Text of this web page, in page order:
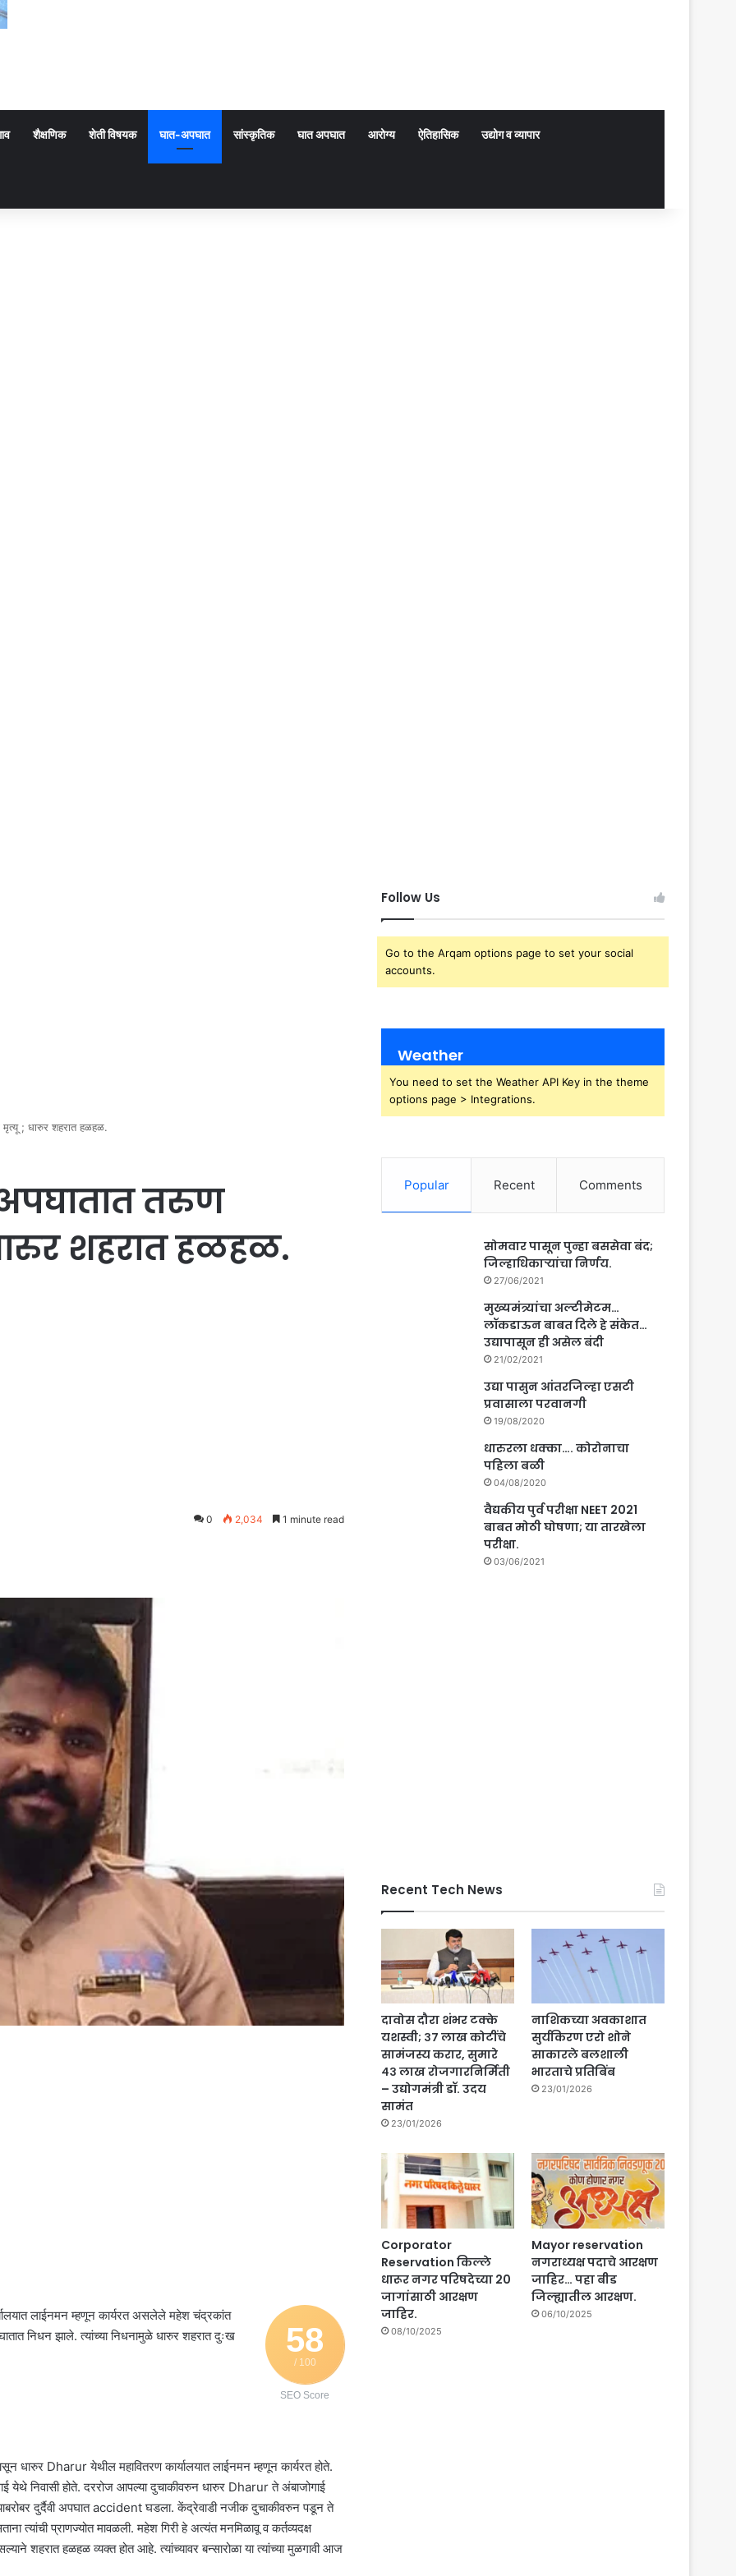
शैक्षणिक शेती विषयक घात-अपघात सांस्कृतिक घात अपघात आरोग्य ऐतिहासिक उद्योग व व्यापार
; धारुर शहरात हळहळ.
तरुण
शहरात हळहळ.
0 2,034 1 minute read
58
/ 100
SEO Score
लाईनमन म्हणून कार्यरत असलेले महेश चंद्रकांत
निधन झाले. त्यांच्या निधनामुळे धारुर शहरात दुःख
धारुर Dharur येथील महावितरण कार्यालयात लाईनमन म्हणून कार्यरत होते.
येथे निवासी होते. दररोज आपल्या दुचाकीवरुन धारुर Dharur ते अंबाजोगाई
दुर्दैवी अपघात accident घडला. केंद्रेवाडी नजीक दुचाकीवरुन पडून ते
प्राणज्योत मावळली. महेश गिरी हे अत्यंत मनमिळावू व कर्तव्यदक्ष
शहरात हळहळ व्यक्त होत आहे. त्यांच्यावर बन्सारोळा या त्यांच्या मुळगावी आज
Follow Us
Go to the Arqam options page to set your social
accounts.
Weather
You need to set the Weather API Key in the theme
options page > Integrations.
Popular Recent Comments
सोमवार पासून पुन्हा बससेवा बंद;
जिल्हाधिकाऱ्यांचा निर्णय.
27/06/2021
मुख्यमंत्र्यांचा अल्टीमेटम…
लॉकडाऊन बाबत दिले हे संकेत…
उद्यापासून ही असेल बंदी
21/02/2021
उद्या पासुन आंतरजिल्हा एसटी
प्रवासाला परवानगी
19/08/2020
धारुरला धक्का…. कोरोनाचा
पहिला बळी
04/08/2020
वैद्यकीय पुर्व परीक्षा NEET 2021
बाबत मोठी घोषणा; या तारखेला
परीक्षा.
03/06/2021
Recent Tech News
दावोस दौरा शंभर टक्के
यशस्वी; ३७ लाख कोटींचे
सामंजस्य करार, सुमारे
४३ लाख रोजगारनिर्मिती
– उद्योगमंत्री डॉ. उदय
सामंत
23/01/2026
नाशिकच्या अवकाशात
सुर्यकिरण एरो शोने
साकारले बलशाली
भारताचे प्रतिबिंब
23/01/2026
Corporator
Reservation किल्ले
धारूर नगर परिषदेच्या 20
जागांसाठी आरक्षण
जाहिर.
08/10/2025
Mayor reservation
नगराध्यक्ष पदाचे आरक्षण
जाहिर… पहा बीड
जिल्ह्यातील आरक्षण.
06/10/2025